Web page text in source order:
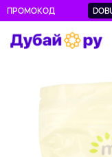
ПРОМОКОД